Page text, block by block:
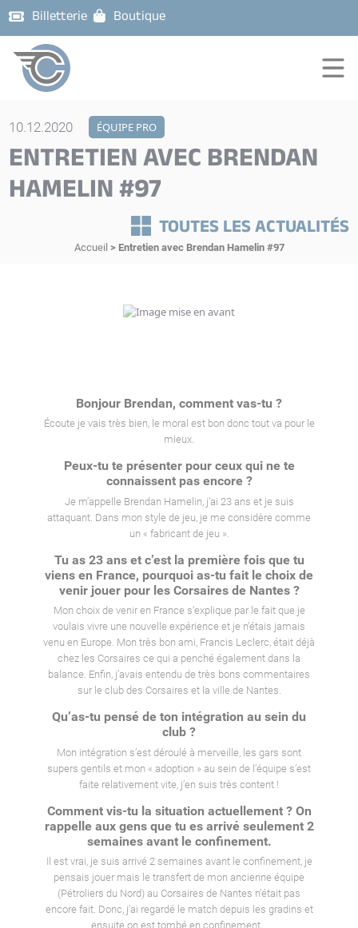
Billetterie Boutique
10.12.2020 ÉQUIPE PRO
ENTRETIEN AVEC BRENDAN
HAMELIN #97
TOUTES LES ACTUALITÉS
Accueil > Entretien avec Brendan Hamelin #97
Bonjour Brendan, comment vas-tu ?
Écoute je vais très bien, le moral est bon donc tout va pour le
mieux.
Peux-tu te présenter pour ceux qui ne te
connaissent pas encore ?
Je m’appelle Brendan Hamelin, j’ai 23 ans et je suis
attaquant. Dans mon style de jeu, je me considère comme
un « fabricant de jeu ».
Tu as 23 ans et c’est la première fois que tu
viens en France, pourquoi as-tu fait le choix de
venir jouer pour les Corsaires de Nantes ?
Mon choix de venir en France s’explique par le fait que je
voulais vivre une nouvelle expérience et je n’étais jamais
venu en Europe. Mon très bon ami, Francis Leclerc, était déjà
chez les Corsaires ce qui a penché également dans la
balance. Enfin, j’avais entendu de très bons commentaires
sur le club des Corsaires et la ville de Nantes.
Qu’as-tu pensé de ton intégration au sein du
club ?
Mon intégration s’est déroulé à merveille, les gars sont
supers gentils et mon « adoption » au sein de l’équipe s’est
faite relativement vite, j’en suis très content !
Comment vis-tu la situation actuellement ? On
rappelle aux gens que tu es arrivé seulement 2
semaines avant le confinement.
Il est vrai, je suis arrivé 2 semaines avant le confinement, je
pensais jouer mais le transfert de mon ancienne équipe
(Pétroliers du Nord) au Corsaires de Nantes n’était pas
encore fait. Donc, j’ai regardé le match depuis les gradins et
ensuite on est tombé en confinement…